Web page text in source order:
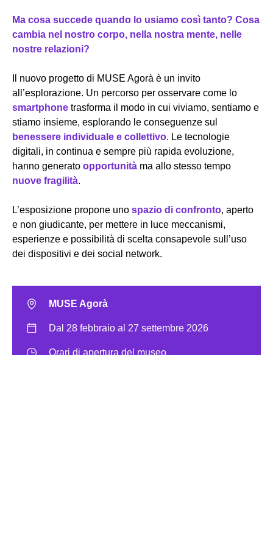
Ma cosa succede quando lo usiamo così tanto? Cosa
cambia nel nostro corpo, nella nostra mente, nelle
nostre relazioni?
Il nuovo progetto di MUSE Agorà è un invito
all’esplorazione. Un percorso per osservare come lo
smartphone trasforma il modo in cui viviamo, sentiamo e
stiamo insieme, esplorando le conseguenze sul
benessere individuale e collettivo. Le tecnologie
digitali, in continua e sempre più rapida evoluzione,
hanno generato opportunità ma allo stesso tempo
nuove fragilità.
L’esposizione propone uno spazio di confronto, aperto
e non giudicante, per mettere in luce meccanismi,
esperienze e possibilità di scelta consapevole sull’uso
dei dispositivi e dei social network.
MUSE Agorà
Dal 28 febbraio al 27 settembre 2026
Orari di apertura del museo